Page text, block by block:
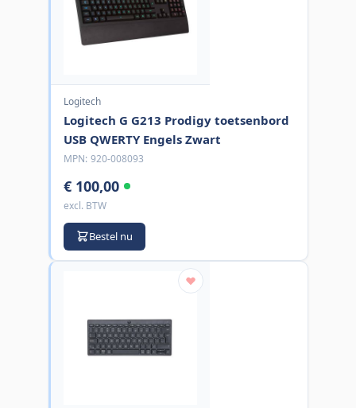
Logitech
Logitech G G213 Prodigy toetsenbord
USB QWERTY Engels Zwart
MPN: 920-008093
€ 100,00
excl. BTW
Bestel nu